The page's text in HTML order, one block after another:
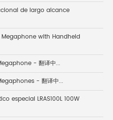
de largo alcance
Megaphone with Handheld
- 翻译中...
- 翻译中...
especial LRAS100L 100W